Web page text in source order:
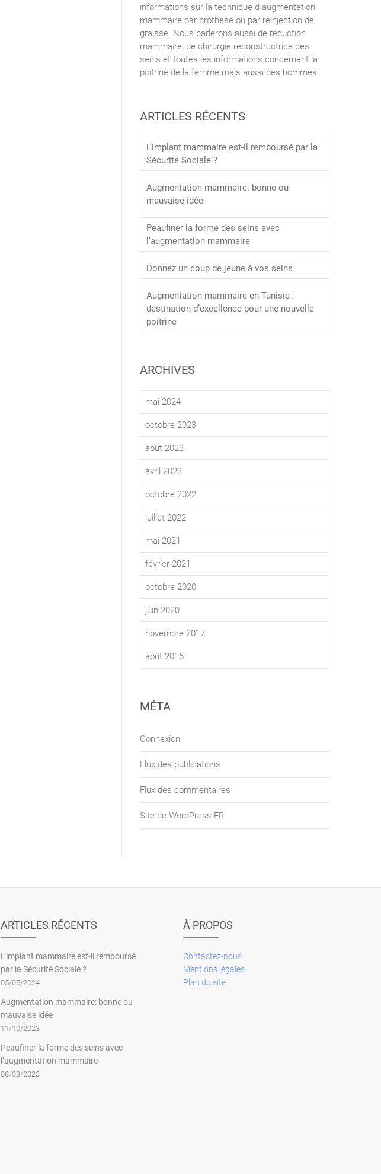
informations sur la technique d augmentation
mammaire par prothese ou par reinjection de
graisse. Nous parlerons aussi de reduction
mammaire, de chirurgie reconstructrice des
seins et toutes les informations concernant la
poitrine de la femme mais aussi des hommes.
ARTICLES RÉCENTS
L’implant mammaire est-il remboursé par la
Sécurité Sociale ?
Augmentation mammaire: bonne ou
mauvaise idée
Peaufiner la forme des seins avec
l’augmentation mammaire
Donnez un coup de jeune à vos seins
Augmentation mammaire en Tunisie :
destination d’excellence pour une nouvelle
poitrine
ARCHIVES
mai 2024
octobre 2023
août 2023
avril 2023
octobre 2022
juillet 2022
mai 2021
février 2021
octobre 2020
juin 2020
novembre 2017
août 2016
MÉTA
Connexion
Flux des publications
Flux des commentaires
Site de WordPress-FR
ARTICLES RÉCENTS
L’implant mammaire est-il remboursé
par la Sécurité Sociale ?
05/05/2024
Augmentation mammaire: bonne ou
mauvaise idée
11/10/2023
Peaufiner la forme des seins avec
l’augmentation mammaire
08/08/2023
À PROPOS
Contactez-nous
Mentions légales
Plan du site